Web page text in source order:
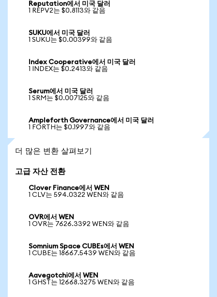
Reputation에서 미국 달러
1 REPV2는 $0.8113와 같음
SUKU에서 미국 달러
1 SUKU는 $0.00399와 같음
Index Cooperative에서 미국 달러
1 INDEX는 $0.2413와 같음
Serum에서 미국 달러
1 SRM는 $0.007125와 같음
Ampleforth Governance에서 미국 달러
1 FORTH는 $0.1997와 같음
더 많은 변환 살펴보기
고급 자산 전환
Clover Finance에서 WEN
1 CLV는 594.0322 WEN와 같음
OVR에서 WEN
1 OVR는 7626.3392 WEN와 같음
Somnium Space CUBEs에서 WEN
1 CUBE는 18667.5439 WEN와 같음
Aavegotchi에서 WEN
1 GHST는 12668.3275 WEN와 같음